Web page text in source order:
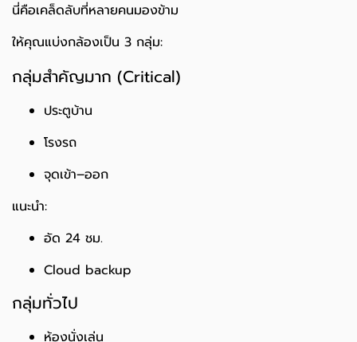
นี่คือเคล็ดลับที่หลายคนมองข้าม
ให้คุณแบ่งกล้องเป็น 3 กลุ่ม:
กลุ่มสำคัญมาก (Critical)
ประตูบ้าน
โรงรถ
จุดเข้า–ออก
แนะนำ:
อัด 24 ชม.
Cloud backup
กลุ่มทั่วไป
ห้องนั่งเล่น